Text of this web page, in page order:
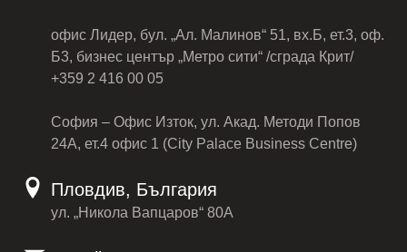
офис Лидер, бул. „Ал. Малинов“ 51, вх.Б, ет.3, оф.
Б3, бизнес център „Метро сити“ /сграда Крит/
+359 2 416 00 05
София – Офис Изток, ул. Акад. Методи Попов
24А, ет.4 офис 1 (City Palace Business Centre)
Пловдив, България
ул. „Никола Вапцаров“ 80А